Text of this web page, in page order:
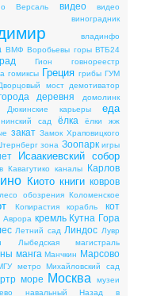
Версаль видео
видео
виноградник
владинфо
ВМФ Воробьевы горы ВТБ24
Гион
говнореестр
гомиксы Греция грибы ГУМ
мост демотиватор
деревня
домолинк
Дюкинские карьеры еда
сад ёлка ёлки
жж
закат Замок Храповицкого
зона Зоопарк игры
Исаакиевский собор
Кавагутико каналы
Карлов
Киото книги ковров
обозрения Коломенское
Копирастия корабль кот
Аврора кремль Кутна Гора
Летний сад Линдос Лувр
Лыбедская магистраль
манга Манчкин Марсово
метро Михайловский сад
море Москва
музеи
навальный
Назад в